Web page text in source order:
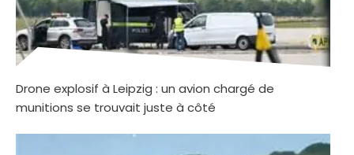
Drone explosif à Leipzig : un avion chargé de
munitions se trouvait juste à côté